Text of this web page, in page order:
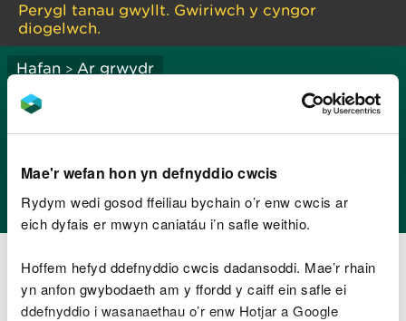
Mae'r wefan hon yn defnyddio cwcis
Rydym wedi gosod ffeiliau bychain o’r enw cwcis ar
eich dyfais er mwyn caniatáu i’n safle weithio.
Hoffem hefyd ddefnyddio cwcis dadansoddi. Mae’r rhain
yn anfon gwybodaeth am y ffordd y caiff ein safle ei
ddefnyddio i wasanaethau o’r enw Hotjar a Google
Perygl tanau gwyllt. Gwiriwch y cyngor
diogelwch.
Hafan > Ar grwydr
Arweiniad a chyngor:
mynediad
Rheoli mynediad
Rhwydweithiau a phartneriaethau